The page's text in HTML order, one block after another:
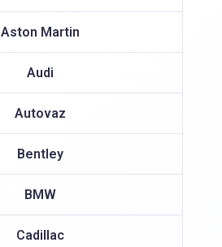
Aston Martin
Audi
Autovaz
Bentley
BMW
Cadillac